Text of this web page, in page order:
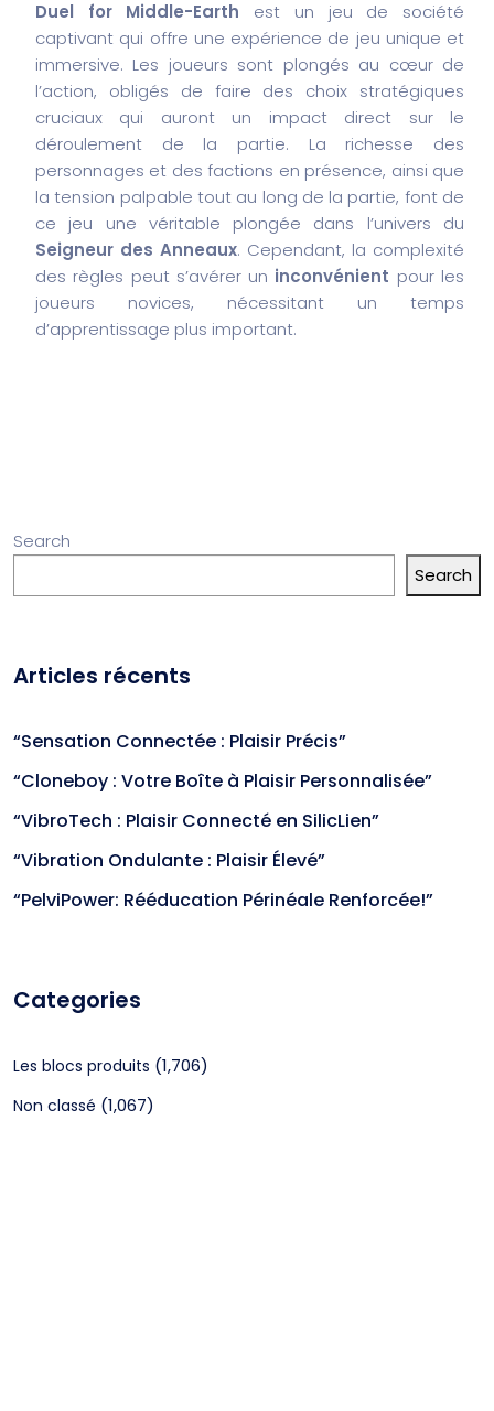
Duel for Middle-Earth est un jeu de société
captivant qui offre une expérience de jeu unique et
immersive. Les joueurs sont plongés au cœur de
l’action, obligés de faire des choix stratégiques
cruciaux qui auront un impact direct sur le
déroulement de la partie. La richesse des
personnages et des factions en présence, ainsi que
la tension palpable tout au long de la partie, font de
ce jeu une véritable plongée dans l’univers du
Seigneur des Anneaux. Cependant, la complexité
des règles peut s’avérer un inconvénient pour les
joueurs novices, nécessitant un temps
d’apprentissage plus important.
Search
Search
Articles récents
“Sensation Connectée : Plaisir Précis”
“Cloneboy : Votre Boîte à Plaisir Personnalisée”
“VibroTech : Plaisir Connecté en SilicLien”
“Vibration Ondulante : Plaisir Élevé”
“PelviPower: Rééducation Périnéale Renforcée!”
Categories
Les blocs produits (1,706)
Non classé (1,067)